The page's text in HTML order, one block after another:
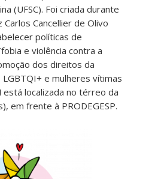
(UFSC). Foi criada durante
Cancellier de Olivo
políticas de
e violência contra a
dos direitos da
e mulheres vítimas
está localizada no térreo da
em frente à PRODEGESP.